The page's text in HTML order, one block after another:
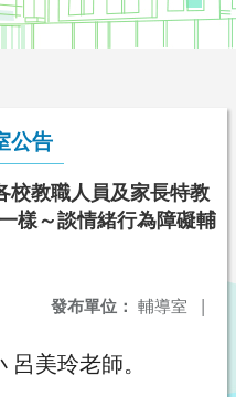
公告
校教職人員及家長特教
樣～談情緒行為障礙輔
發布單位： 輔導室 |
美玲老師。